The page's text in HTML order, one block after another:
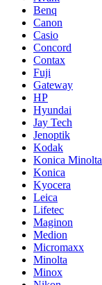
Benq
Canon
Casio
Concord
Contax
Fuji
Gateway
HP
Hyundai
Jay Tech
Jenoptik
Kodak
Konica Minolta
Konica
Kyocera
Leica
Lifetec
Maginon
Medion
Micromaxx
Minolta
Minox